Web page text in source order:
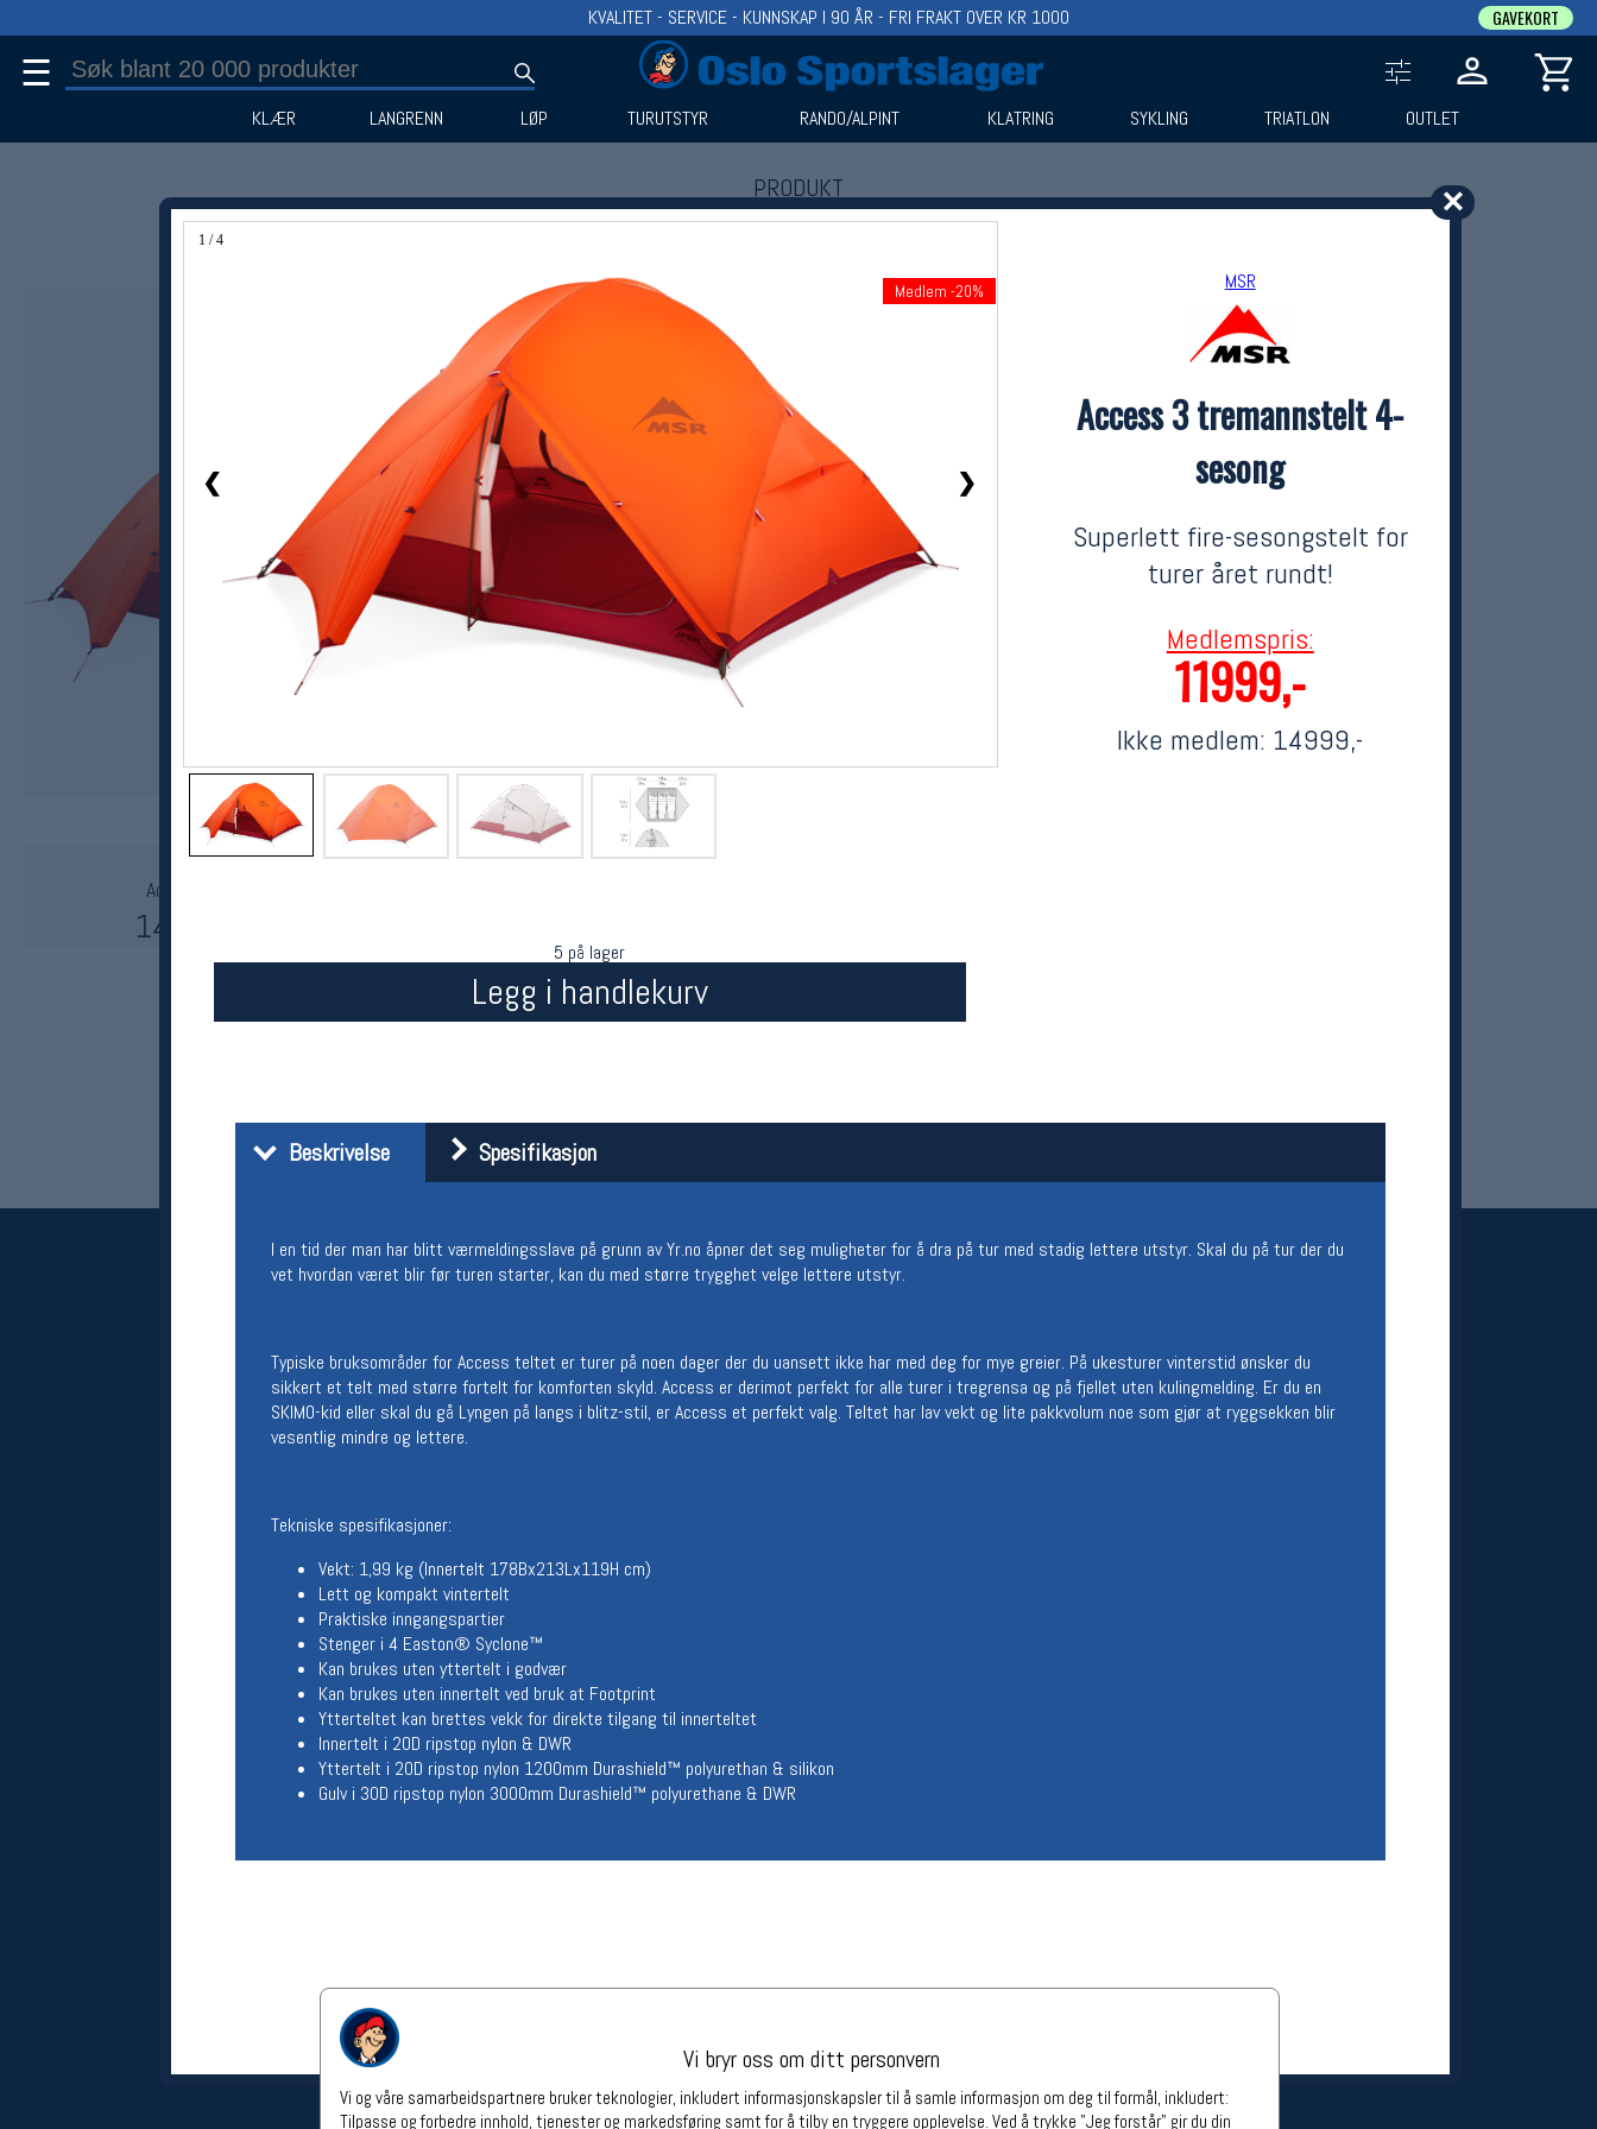
✕
1 / 4
❮ ❯
Medlem -20% MSR
Access 3 tremannstelt 4-
sesong
Superlett fire-sesongstelt for
turer året rundt!
Medlemspris:
11999,-
Ikke medlem: 14999,-
5 på lager
Legg i handlekurv
Beskrivelse Spesifikasjon
I en tid der man har blitt værmeldingsslave på grunn av Yr.no åpner det seg muligheter for å dra på tur med stadig lettere utstyr. Skal du på tur der du
vet hvordan været blir før turen starter, kan du med større trygghet velge lettere utstyr.
Typiske bruksområder for Access teltet er turer på noen dager der du uansett ikke har med deg for mye greier. På ukesturer vinterstid ønsker du
sikkert et telt med større fortelt for komforten skyld. Access er derimot perfekt for alle turer i tregrensa og på fjellet uten kulingmelding. Er du en
SKIMO-kid eller skal du gå Lyngen på langs i blitz-stil, er Access et perfekt valg. Teltet har lav vekt og lite pakkvolum noe som gjør at ryggsekken blir
vesentlig mindre og lettere.
Tekniske spesifikasjoner:
Vekt: 1,99 kg (Innertelt 178Bx213Lx119H cm)
Lett og kompakt vintertelt
Praktiske inngangspartier
Stenger i 4 Easton® Syclone™
Kan brukes uten yttertelt i godvær
Kan brukes uten innertelt ved bruk at Footprint
Ytterteltet kan brettes vekk for direkte tilgang til innerteltet
Innertelt i 20D ripstop nylon & DWR
Yttertelt i 20D ripstop nylon 1200mm Durashield™ polyurethan & silikon
Gulv i 30D ripstop nylon 3000mm Durashield™ polyurethane & DWR
Vi bryr oss om ditt personvern
Vi og våre samarbeidspartnere bruker teknologier, inkludert informasjonskapsler til å samle informasjon om deg til formål, inkludert:
Tilpasse og forbedre innhold, tjenester og markedsføring samt for å tilby en tryggere opplevelse. Ved å trykke "Jeg forstår" gir du din
KVALITET - SERVICE - KUNNSKAP I 90 ÅR - FRI FRAKT OVER KR 1000 GAVEKORT
☰
KLÆR LANGRENN LØP TURUTSTYR RANDO/ALPINT KLATRING SYKLING TRIATLON OUTLET
PRODUKT
Produkter (1)
Medlem -20%
MSR
Access 3 tremannstelt 4-sesong
14999,-
Her finner du oss
Oslo Sportslager
Torggata 20
Telefon: 23 32 62 00
Om oss
Åpningstider butikk
Man-Fredag:
11-18
Lørdag:
11-16
Team Oslo Sportslager
Magasinet
Medlemstilbud og aktiviteter
MELD DEG INN GRATIS
Åpningstider verkstedet
Man-Fredag:
11-18
11-16
Om verkstedet
For å bestille time må du logge inn i
nettbutikken og trykke på den
nederste blå linjen
Personsvernerklæring
Informasjonskapsler
Bærekraft
Følg oss på Partnere